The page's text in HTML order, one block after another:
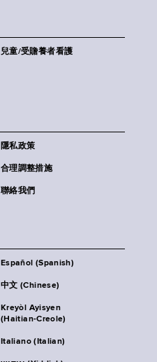
兒童/受贍養者看護
隱私政策
合理調整措施
聯絡我們
Español (Spanish)
中文 (Chinese)
Kreyòl Ayisyen
(Haitian-Creole)
Italiano (Italian)